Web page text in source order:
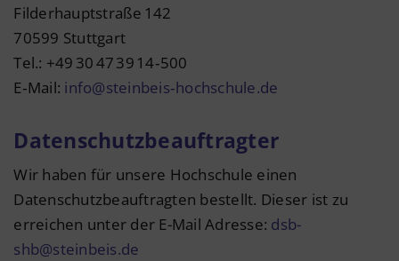
Filderhauptstraße 142
70599 Stuttgart
Tel.: +49 30 47 39 14‑500
E‑Mail: info@steinbeis‑hochschule.de
Datenschutzbeauftragter
Wir haben für unsere Hochschule einen
Datenschutzbeauftragten bestellt. Dieser ist zu
erreichen unter der E-Mail Adresse: dsb-
shb@steinbeis.de